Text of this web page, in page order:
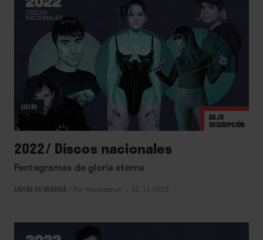
BAJO
SUSCRIPCIÓN
LISTAS
2022/ Discos nacionales
Pentagramas de gloria eterna
LISTAS DE MÚSICA Por Rockdelux → 22.12.2022